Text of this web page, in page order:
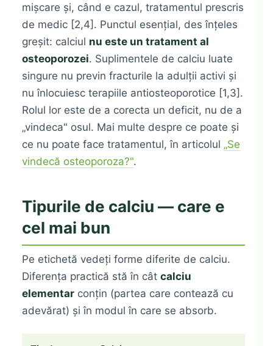
mișcare și, când e cazul, tratamentul prescris
de medic [2,4]. Punctul esențial, des înțeles
greșit: calciul nu este un tratament al
osteoporozei. Suplimentele de calciu luate
singure nu previn fracturile la adulții activi și
nu înlocuiesc terapiile antiosteoporotice [1,3].
Rolul lor este de a corecta un deficit, nu de a
„vindeca" osul. Mai multe despre ce poate și
ce nu poate face tratamentul, în articolul „Se
vindecă osteoporoza?".
Tipurile de calciu — care e
cel mai bun
Pe etichetă vedeți forme diferite de calciu.
Diferența practică stă în câtcalciu
elementar conțin (partea care contează cu
adevărat) și în modul în care se absorb.